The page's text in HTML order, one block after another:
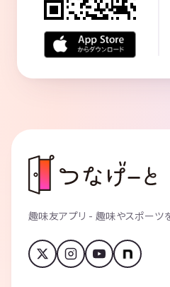
趣味友アプリ - 趣味やスポーツ